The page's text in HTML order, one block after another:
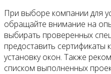
При выборе компании для
обращайте внимание на
выбирать проверенных
предоставить сертификаты
установку окон. Также
списком выполненных